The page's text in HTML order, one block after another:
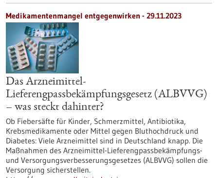
Medikamentenmangel entgegenwirken - 29.11.2023
Das Arzneimittel-
Lieferengpassbekämpfungsgesetz (ALBVVG)
– was steckt dahinter?
Ob Fiebersäfte für Kinder, Schmerzmittel, Antibiotika,
Krebsmedikamente oder Mittel gegen Bluthochdruck und
Diabetes: Viele Arzneimittel sind in Deutschland knapp. Die
Maßnahmen des Arzneimittel-Lieferengpassbekämpfungs-
und Versorgungsverbesserungsgesetzes (ALBVVG) sollen die
Versorgung sicherstellen.